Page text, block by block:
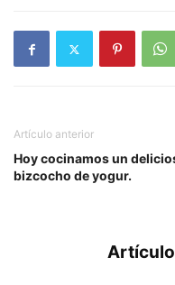
Artículo anterior
Hoy cocinamos un
bizcocho de yogur.